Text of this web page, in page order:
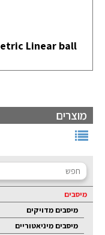
מוצרים
מיסבים
מיסבים מדויקים
מיסבים מיניאטוריים
Linear ball